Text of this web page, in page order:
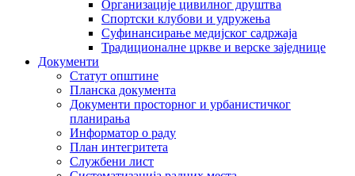
Организације цивилног друштва
Спортски клубови и удружења
Суфинансирање медијског садржаја
Традиционалне цркве и верске заједнице
Документи
Статут општине
Планска документа
Документи просторног и урбанистичког
планирања
Информатор о раду
План интегритета
Службени лист